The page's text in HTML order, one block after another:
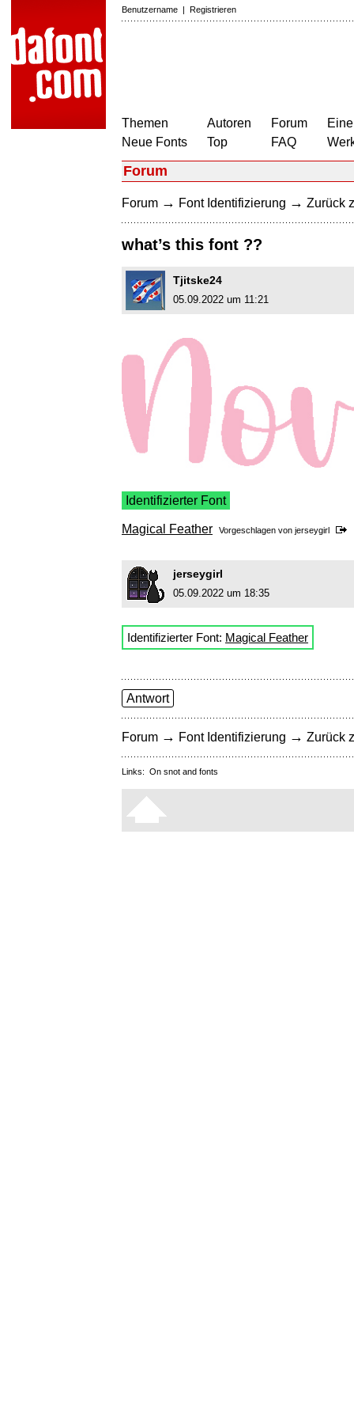
Benutzername | Registrieren
Themen
Neue Fonts
Autoren
Top
Forum
FAQ
Forum
Forum → Font Identifizierung → Zurück
what’s this font ??
Tjitske24
05.09.2022 um 11:21
Identifizierter Font
Magical Feather Vorgeschlagen von jerseygirl
jerseygirl
05.09.2022 um 18:35
Identifizierter Font: Magical Feather
Antwort
Forum → Font Identifizierung → Zurück
Links: On snot and fonts